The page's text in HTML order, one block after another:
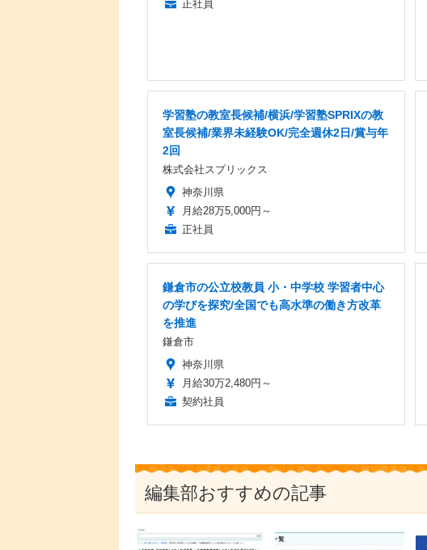
正社員
学習塾の教室長候補/横浜/学習塾SPRIXの教
室長候補/業界未経験OK/完全週休2日/賞与年
2回
株式会社スプリックス
神奈川県
月給28万5,000円～
正社員
鎌倉市の公立校教員 小・中学校 学習者中心
の学びを探究/全国でも高水準の働き方改革
を推進
鎌倉市
神奈川県
月給30万2,480円～
契約社員
編集部おすすめの記事